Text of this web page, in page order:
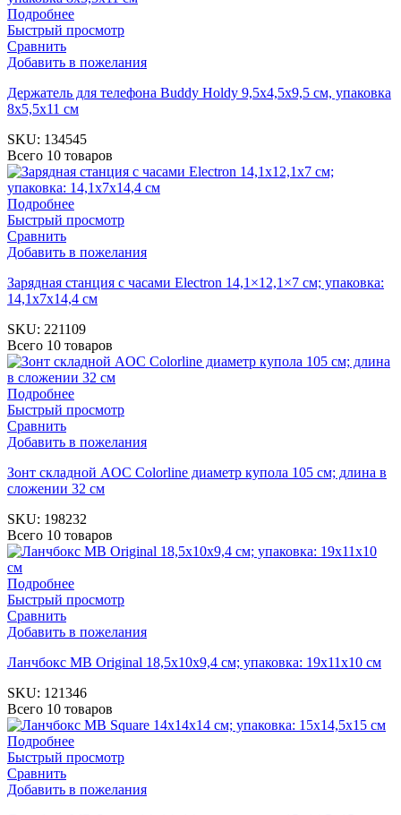
Подробнее
Быстрый просмотр
Сравнить
Добавить в пожелания
Держатель для телефона Buddy Holdy 9,5х4,5х9,5 см, упаковка
8х5,5х11 см
SKU: 134545
Всего 10 товаров
Подробнее
Быстрый просмотр
Сравнить
Добавить в пожелания
Зарядная станция с часами Electron 14,1×12,1×7 см; упаковка:
14,1x7x14,4 см
SKU: 221109
Всего 10 товаров
Подробнее
Быстрый просмотр
Сравнить
Добавить в пожелания
Зонт складной AOC Colorline диаметр купола 105 см; длина в
сложении 32 см
SKU: 198232
Всего 10 товаров
Подробнее
Быстрый просмотр
Сравнить
Добавить в пожелания
Ланчбокс MB Original 18,5x10x9,4 см; упаковка: 19x11x10 см
SKU: 121346
Всего 10 товаров
Подробнее
Быстрый просмотр
Сравнить
Добавить в пожелания